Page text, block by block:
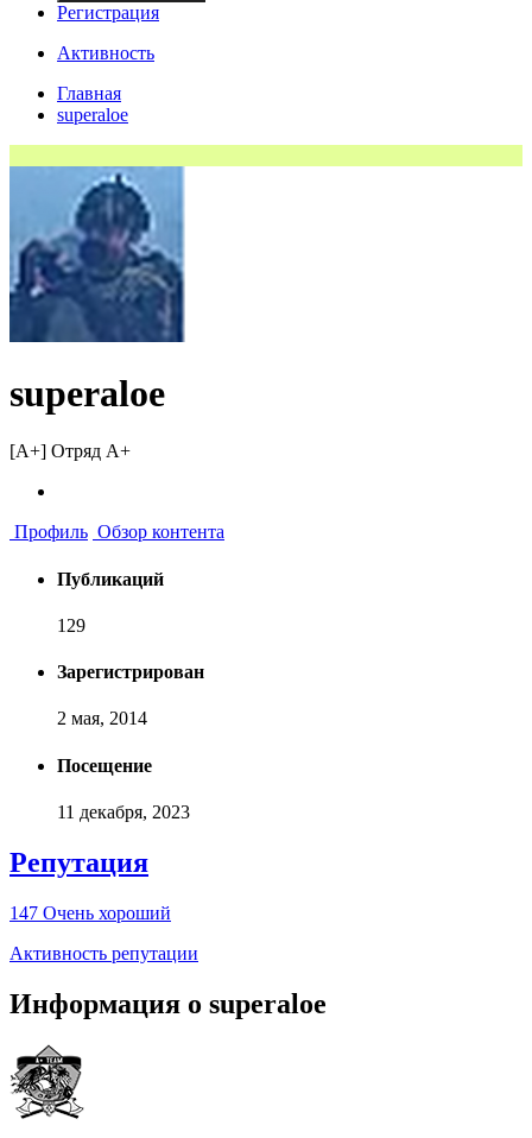
Регистрация
Активность
Главная
superaloe
superaloe
[A+] Отряд A+
Профиль Обзор контента
Публикаций
129
Зарегистрирован
2 мая, 2014
Посещение
11 декабря, 2023
Репутация
147 Очень хороший
Активность репутации
Информация о superaloe